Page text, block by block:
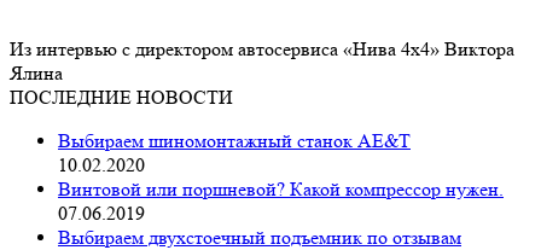
Из интервью с директором автосервиса «Нива 4х4» Виктора
Ялина
ПОСЛЕДНИЕ НОВОСТИ
Выбираем шиномонтажный станок AE&T
10.02.2020
Винтовой или поршневой? Какой компрессор нужен.
07.06.2019
Выбираем двухстоечный подъемник по отзывам